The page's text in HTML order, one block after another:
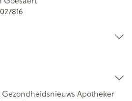
Gezondheidsnieuws Apotheker